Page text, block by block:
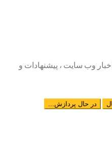
وب سایت ، پیشنهادات و